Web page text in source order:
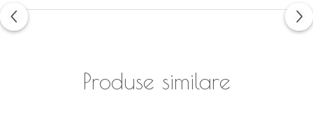
Produse similare